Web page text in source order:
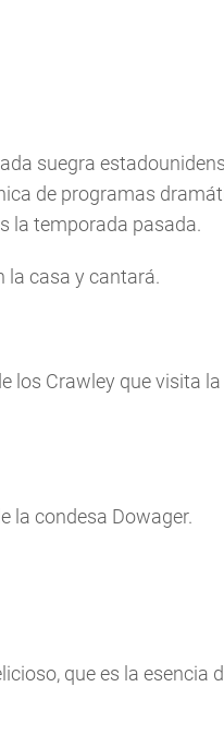
suegra
de programas
la temporada pasada.
la casa y cantará.
los Crawley que visita
la condesa Dowager.
que es la esencia